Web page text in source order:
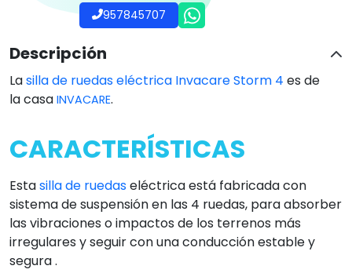
957845707
Descripción
Lasilla de ruedas eléctrica Invacare Storm 4 es de
la casa INVACARE.
CARACTERÍSTICAS
Estasilla de ruedaseléctrica está fabricada con
sistema de suspensión en las 4 ruedas, para absorber
las vibraciones o impactos de los terrenos más
irregulares y seguir con una conducción estable y
segura .